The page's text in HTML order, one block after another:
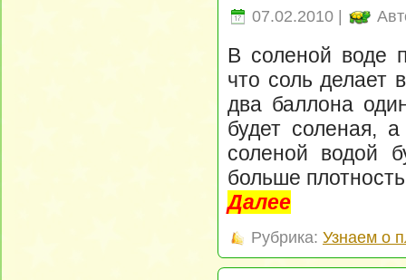
07.02.2010 |
В соленой воде
что соль делает
два баллона
будет соленая,
соленой водой
больше
Далее
Рубрика: Узнаем о